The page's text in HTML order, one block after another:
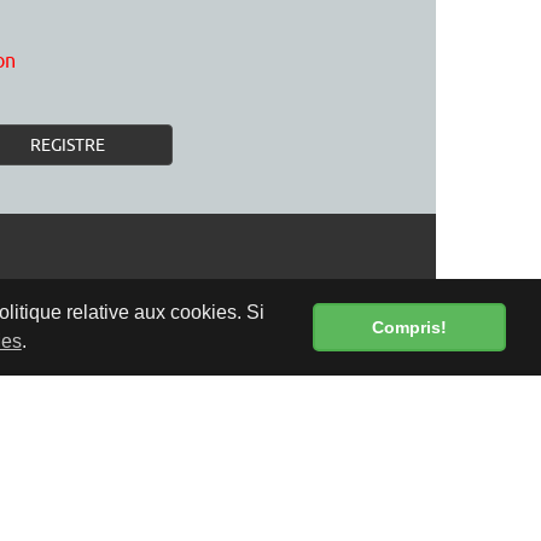
relative aux cookies. Si
.
Compris!
REGISTRE